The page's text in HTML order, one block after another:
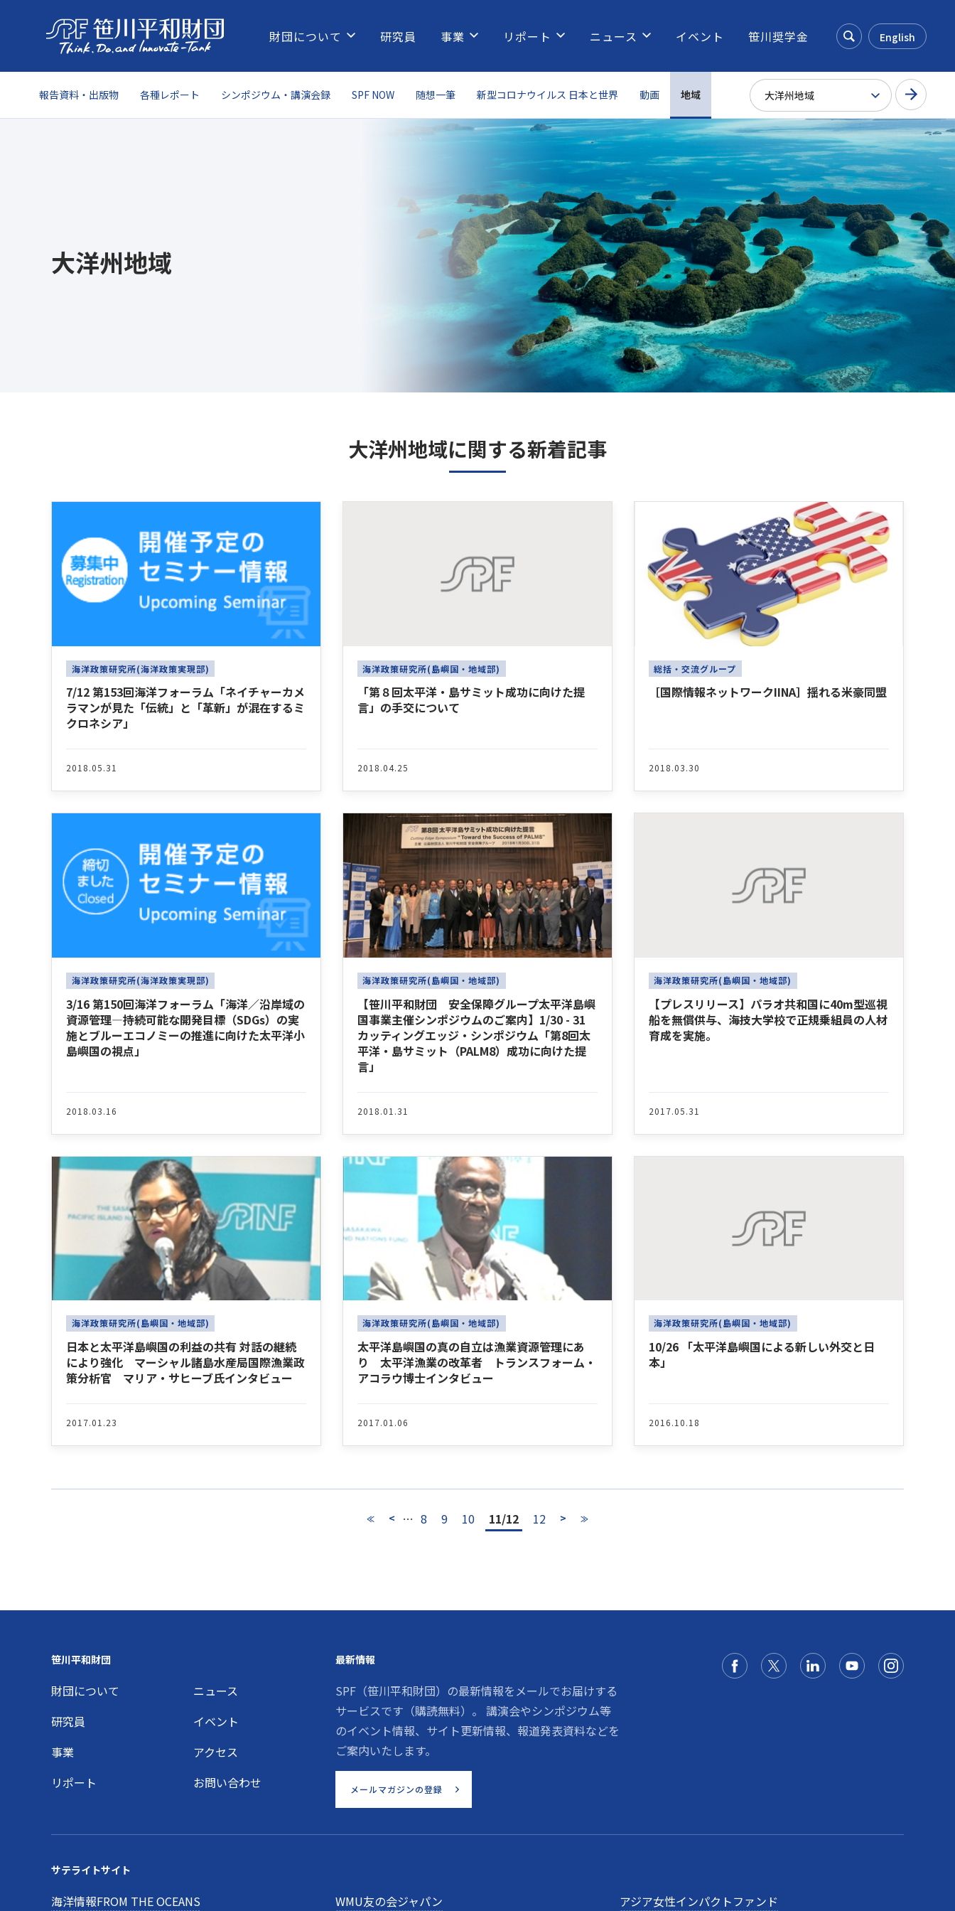
English
財団について 研究員 事業 リポート ニュース イベント 笹川奨学金
報告資料・出版物 各種レポート シンポジウム・講演会録 SPF NOW 随想一筆 新型コロナウイルス 日本と世界 動画 地域 大洋州地域
大洋州地域
大洋州地域に関する新着記事
海洋政策研究所(海洋政策実現部)
7/12 第153回海洋フォーラム「ネイチャーカメ
ラマンが見た「伝統」と「革新」が混在するミ
クロネシア」
2018.05.31
海洋政策研究所(島嶼国・地域部)
「第８回太平洋・島サミット成功に向けた提
言」の手交について
2018.04.25
総括・交流グループ
［国際情報ネットワークIINA］揺れる米豪同盟
2018.03.30
海洋政策研究所(海洋政策実現部)
3/16 第150回海洋フォーラム「海洋／沿岸域の
資源管理―持続可能な開発目標（SDGs）の実
施とブルーエコノミーの推進に向けた太平洋小
島嶼国の視点」
2018.03.16
海洋政策研究所(島嶼国・地域部)
【笹川平和財団 安全保障グループ太平洋島嶼
国事業主催シンポジウムのご案内】1/30 - 31
カッティングエッジ・シンポジウム「第8回太
平洋・島サミット（PALM8）成功に向けた提
言」
2018.01.31
海洋政策研究所(島嶼国・地域部)
【プレスリリース】パラオ共和国に40m型巡視
船を無償供与、海技大学校で正規乗組員の人材
育成を実施。
2017.05.31
海洋政策研究所(島嶼国・地域部)
日本と太平洋島嶼国の利益の共有 対話の継続
により強化 マーシャル諸島水産局国際漁業政
策分析官 マリア・サヒーブ氏インタビュー
2017.01.23
海洋政策研究所(島嶼国・地域部)
太平洋島嶼国の真の自立は漁業資源管理にあ
り 太平洋漁業の改革者 トランスフォーム・
アコラウ博士インタビュー
2017.01.06
海洋政策研究所(島嶼国・地域部)
10/26 「太平洋島嶼国による新しい外交と日
本」
2016.10.18
≪ < … 8 9 10 11/12 12 > ≫
Footer
笹川平和財団
財団について
ニュース
研究員
イベント
事業
アクセス
リポート
お問い合わせ
最新情報
SPF（笹川平和財団）の最新情報をメールでお届けする
サービスです（購読無料）。 講演会やシンポジウム等
のイベント情報、サイト更新情報、報道発表資料などを
ご案内いたします。
メールマガジンの登録
サテライトサイト
海洋情報FROM THE OCEANS WMU友の会ジャパン アジア女性インパクトファンド